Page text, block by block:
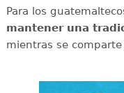
Para los
mantener una
mientras se